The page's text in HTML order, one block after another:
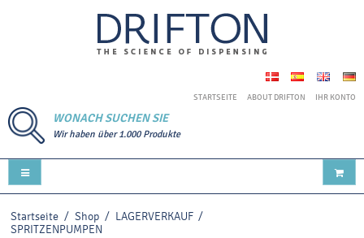
STARTSEITE ABOUT DRIFTON IHR KONTO
WONACH SUCHEN SIE
Wir haben über 1.000 Produkte
Startseite / Shop / LAGERVERKAUF /
SPRITZENPUMPEN